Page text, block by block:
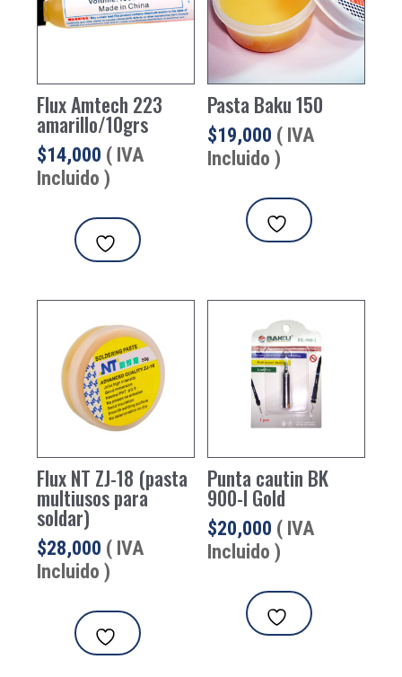
Flux Amtech 223
amarillo/10grs
$14,000 ( IVA
Incluido )
Pasta Baku 150
$19,000 ( IVA
Incluido )
Flux NT ZJ-18 (pasta
multiusos para
soldar)
$28,000 ( IVA
Incluido )
Punta cautin BK
900-I Gold
$20,000 ( IVA
Incluido )